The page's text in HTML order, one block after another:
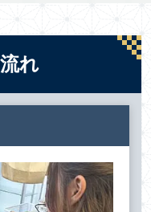
れ